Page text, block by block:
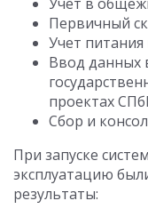
Первичный
Учет
Ввод данных
проектах
Сбор и
При запуске
эксплуатацию
результаты: